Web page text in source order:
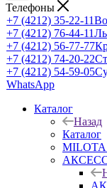
Телефоны
+7 (4212) 35-22-11
+7 (4212) 76-44-11
+7 (4212) 56-77-77
+7 (4212) 74-20-22
+7 (4212) 54-59-05
WhatsApp
Каталог
Назад
Каталог